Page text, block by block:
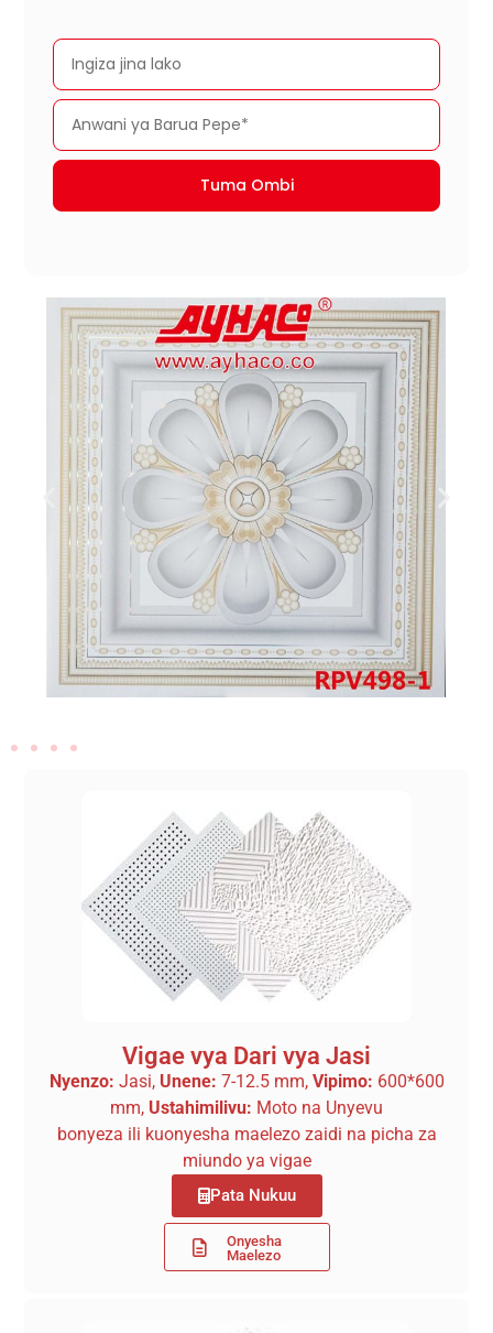
Tuma Ombi
Vigae vya Dari vya Jasi
Nyenzo: Jasi, Unene: 7-12.5 mm, Vipimo: 600*600
mm, Ustahimilivu: Moto na Unyevu
bonyeza ili kuonyesha maelezo zaidi na picha za
miundo ya vigae
Pata Nukuu
Onyesha
Maelezo